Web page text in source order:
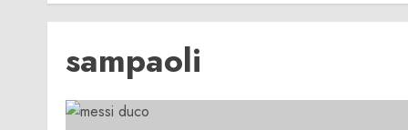
sampaoli